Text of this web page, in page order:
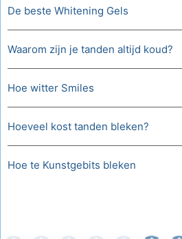
De beste Whitening Gels
Waarom zijn je tanden altijd koud?
Hoe witter Smiles
Hoeveel kost tanden bleken?
Hoe te Kunstgebits bleken